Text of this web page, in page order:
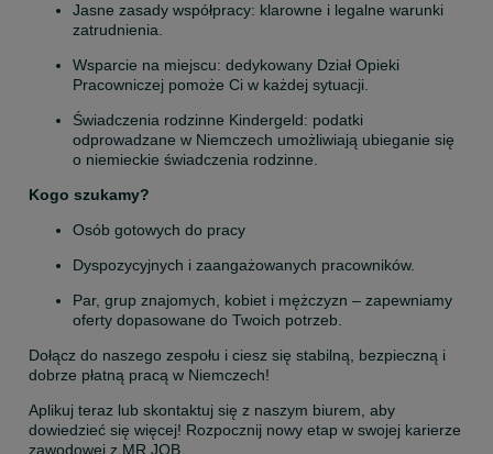
Jasne zasady współpracy: klarowne i legalne warunki
zatrudnienia.
Wsparcie na miejscu: dedykowany Dział Opieki
Pracowniczej pomoże Ci w każdej sytuacji.
Świadczenia rodzinne Kindergeld: podatki
odprowadzane w Niemczech umożliwiają ubieganie się
o niemieckie świadczenia rodzinne.
Kogo szukamy?
Osób gotowych do pracy
Dyspozycyjnych i zaangażowanych pracowników.
Par, grup znajomych, kobiet i mężczyzn – zapewniamy
oferty dopasowane do Twoich potrzeb.
Dołącz do naszego zespołu i ciesz się stabilną, bezpieczną i
dobrze płatną pracą w Niemczech!
Aplikuj teraz lub skontaktuj się z naszym biurem, aby
dowiedzieć się więcej! Rozpocznij nowy etap w swojej karierze
zawodowej z MR JOB.